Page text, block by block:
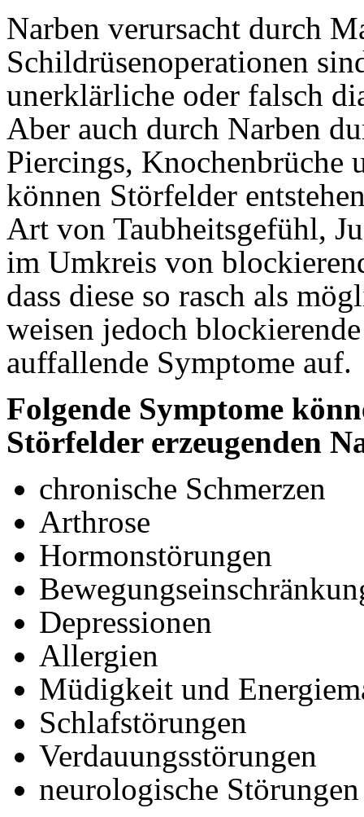
Narben verursacht durch
Schildrüsenoperationen
unerklärliche oder falsch
Aber auch durch Narben
Piercings,
können Störfelder
Art von Taubheitsgefühl,
im Umkreis von
dass diese so rasch als
weisen jedoch
auffallende Symptome auf.
Folgende Symptome
Störfelder erzeugenden
chronische Schmerzen
Arthrose
Hormonstörungen
Depressionen
Allergien
Müdigkeit und
Schlafstörungen
Verdauungsstörungen
neurologische Störungen